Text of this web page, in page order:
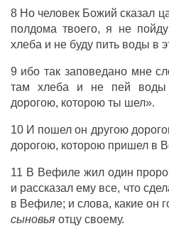
8 Но человек Божий сказал
полдома твоего, я не пойду
хлеба и не буду пить воды в
9 ибо так заповеданомне
там хлеба и не пей воды
дорогою, которою ты шел».
10 И пошел он другою
дорогою, которою пришелв
11 В Вефиле жил один
и рассказалему все, что
в Вефиле; и слова, какие он
сыновья отцусвоему.